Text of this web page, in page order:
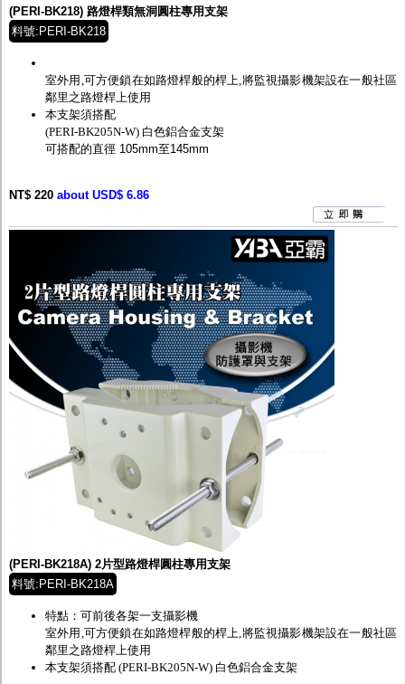
(PERI-BK218) 路燈桿類無洞圓柱專用支架
料號:PERI-BK218
室外用,可方便鎖在如路燈桿般的桿上,將監視攝影機架設在一般社區
鄰里之路燈桿上使用
本支架須搭配
(PERI-BK205N-W) 白色鋁合金支架
可搭配的直徑 105mm至145mm
NT$ 220 about USD$ 6.86
(PERI-BK218A) 2片型路燈桿圓柱專用支架
料號:PERI-BK218A
特點：可前後各架一支攝影機
室外用,可方便鎖在如路燈桿般的桿上,將監視攝影機架設在一般社區
鄰里之路燈桿上使用
本支架須搭配 (PERI-BK205N-W) 白色鋁合金支架